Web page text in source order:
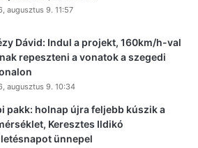
augusztus 9. 11:57
Dávid: Indul a projekt, 160km/h-val
repeszteni a vonatok a szegedi
augusztus 9. 10:34
pakk: holnap újra feljebb kúszik a
Keresztes Ildikó
ünnepel